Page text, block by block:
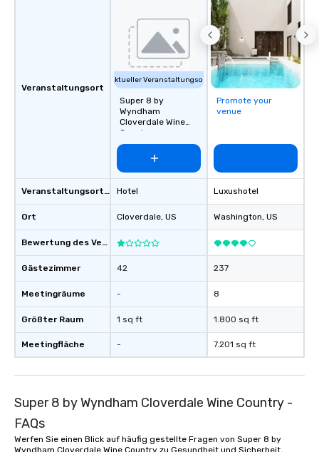
Veranstaltungsort
Veranstaltungsortstyp
Ort
Bewertung des Veranstaltungsortes
Gästezimmer
Meetingräume
Größter Raum
Meetingfläche
Aktueller Veranstaltungsort
Super 8 by
Wyndham
Cloverdale Wine
Country
Hotel
Cloverdale, US
42
-
1 sq ft
-
Promote your
venue
Luxushotel
Washington, US
237
8
1.800 sq ft
7.201 sq ft
Super 8 by Wyndham Cloverdale Wine Country -
FAQs
Werfen Sie einen Blick auf häufig gestellte Fragen von Super 8 by
Wyndham Cloverdale Wine Country zu Gesundheit und Sicherheit,